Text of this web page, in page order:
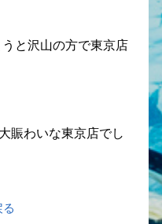
と沢山の方で東京店
賑わいな東京店でし